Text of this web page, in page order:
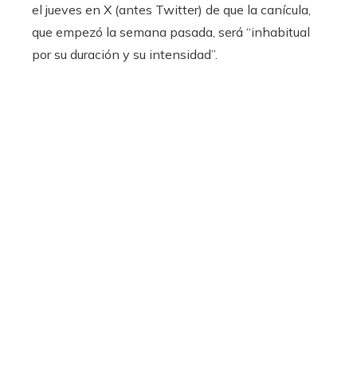
el jueves en X (antes Twitter) de que la canícula,
que empezó la semana pasada, será “inhabitual
por su duración y su intensidad”.